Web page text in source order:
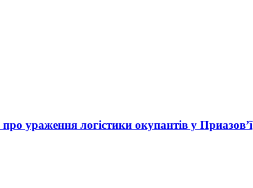
ураження логістики окупантів у Приазов’ї